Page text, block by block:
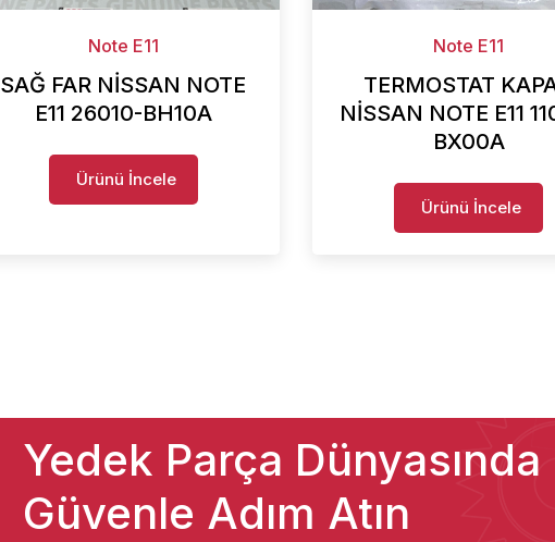
Note E11
SAĞ FAR NİSSAN NOTE
E11 26010-BH10A
Ürünü İncele
Note E11
TERMOSTAT
NİSSAN NOTE E11
BX00A
Ürünü İncele
Yedek Parça Dünyasında
Güvenle Adım Atın